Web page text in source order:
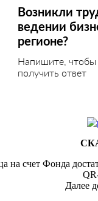
Возникли
ведении
регионе?
Напишите, чтобы
получить ответ
на счет Фонда
Далее